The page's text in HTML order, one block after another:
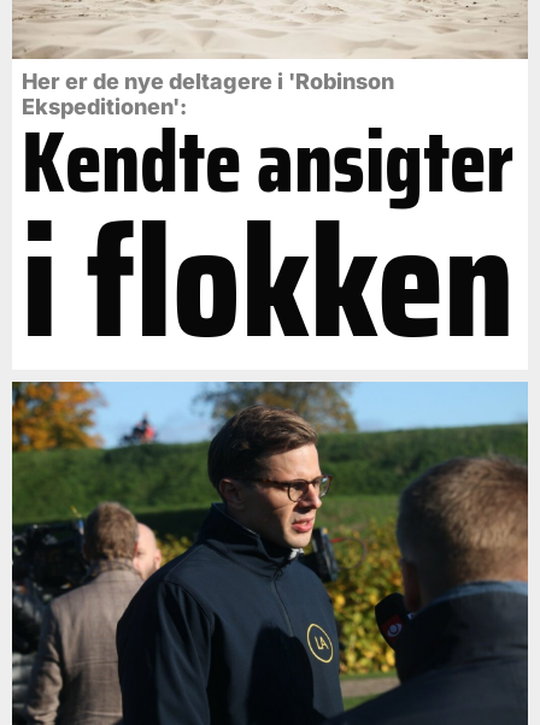
Her er de nye deltagere i 'Robinson
Ekspeditionen':
Kendte ansigter
i flokken